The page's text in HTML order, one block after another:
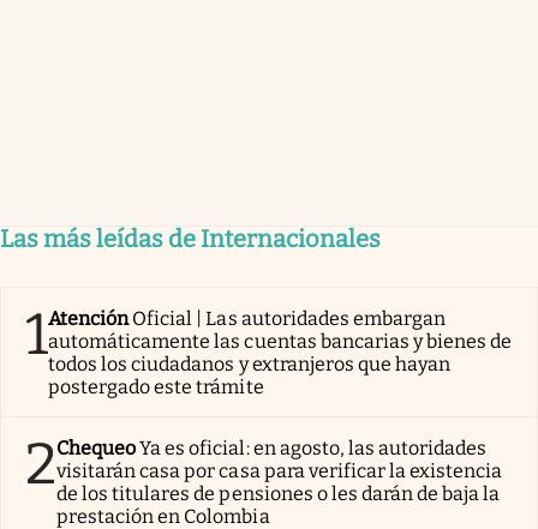
Las más leídas de Internacionales
1AtenciónOficial | Las autoridades embargan
automáticamente las cuentas bancarias y bienes de
todos los ciudadanos y extranjeros que hayan
postergado este trámite
2ChequeoYa es oficial: en agosto, las autoridades
visitarán casa por casa para verificar la existencia
de los titulares de pensiones o les darán de baja la
prestación en Colombia